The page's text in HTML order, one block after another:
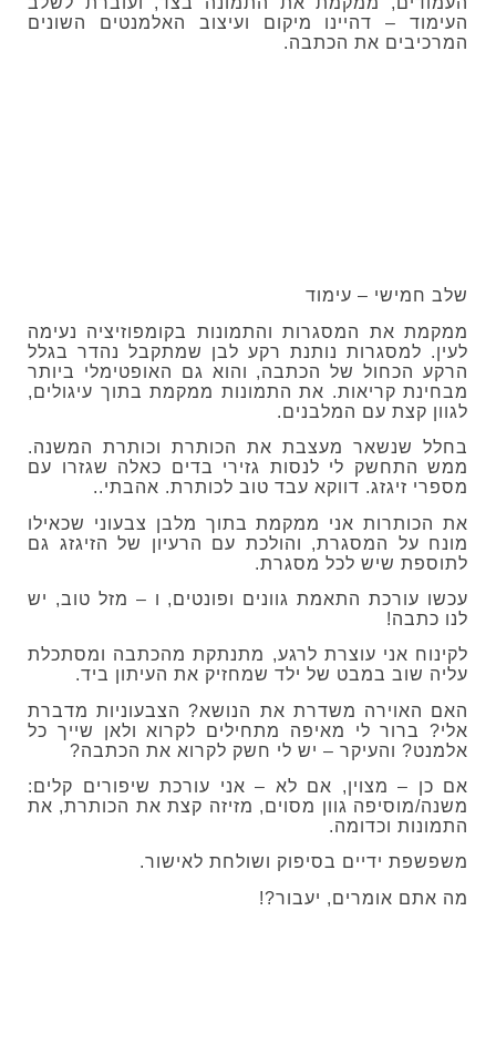
העימוד – דהיינו מיקום ועיצוב האלמנטים השונים
המרכיבים את הכתבה.
שלב חמישי – עימוד
ממקמת את המסגרות והתמונות בקומפוזיציה נעימה
לעין. למסגרות נותנת רקע לבן שמתקבל נהדר בגלל
הרקע הכחול של הכתבה, והוא גם האופטימלי ביותר
מבחינת קריאות. את התמונות ממקמת בתוך עיגולים,
לגוון קצת עם המלבנים.
בחלל שנשאר מעצבת את הכותרת וכותרת המשנה.
ממש התחשק לי לנסות גזירי בדים כאלה שגזרו עם
מספרי זיגזג. דווקא עבד טוב לכותרת. אהבתי..
את הכותרות אני ממקמת בתוך מלבן צבעוני שכאילו
מונח על המסגרת, והולכת עם הרעיון של הזיגזג גם
לתוספת שיש לכל מסגרת.
עכשו עורכת התאמת גוונים ופונטים, ו – מזל טוב, יש
לנו כתבה!
לקינוח אני עוצרת לרגע, מתנתקת מהכתבה ומסתכלת
עליה שוב במבט של ילד שמחזיק את העיתון ביד.
האם האוירה משדרת את הנושא? הצבעוניות מדברת
אלי? ברור לי מאיפה מתחילים לקרוא ולאן שייך כל
אלמנט? והעיקר – יש לי חשק לקרוא את הכתבה?
אם כן – מצוין, אם לא – אני עורכת שיפורים קלים:
משנה/מוסיפה גוון מסוים, מזיזה קצת את הכותרת, את
התמונות וכדומה.
משפשפת ידיים בסיפוק ושולחת לאישור.
מה אתם אומרים, יעבור?!